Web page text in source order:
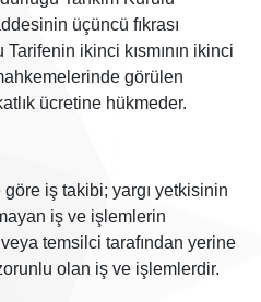
üçüncü fıkrası
ikinci kısmının ikinci
görülen
ücretine hükmeder.
iş takibi; yargı yetkisinin
iş ve işlemlerin
temsilci tarafından yerine
olan iş ve işlemlerdir.